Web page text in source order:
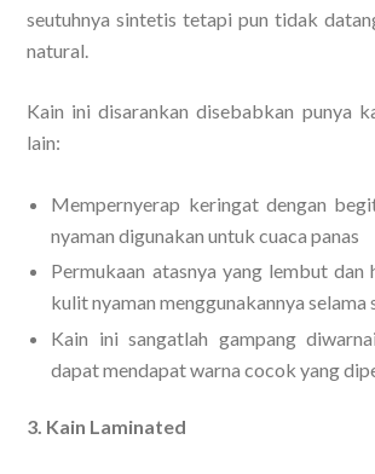
seutuhnya sintetis tetapi pun tidak
natural.
Kain ini disarankan disebabkan punya
lain:
Mempernyerap keringat dengan
nyaman digunakan untuk cuaca panas
Permukaan atasnya yang lembut dan
kulit nyaman menggunakannya selama
Kain ini sangatlah gampang
dapat mendapat warna cocok yang
3. Kain Laminated